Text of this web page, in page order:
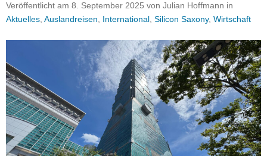
d
e
N
v
i
g
a
t
i
o
Veröffentlicht am 8. September 2025 von Julian Hoffmann in
Aktuelles Auslandreisen International Silicon Saxony, Wirtschaft